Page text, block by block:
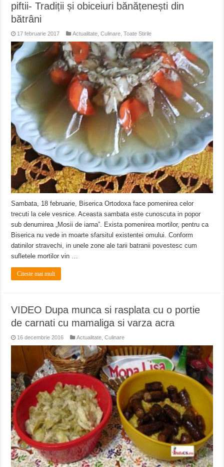
piftii- Tradiții și obiceiuri bănățenești din
bătrâni
17 februarie 2017 Actualitate ,Culinare ,Toate Stirile
Sambata, 18 februarie, Biserica Ortodoxa face pomenirea celor
trecuti la cele vesnice. Aceasta sambata este cunoscuta in popor
sub denumirea „Mosii de iarna”. Exista pomenirea mortilor, pentru ca
Biserica nu vede in moarte sfarsitul existentei omului. Conform
datinilor stravechi, in unele zone ale tarii batranii povestesc cum
sufletele mortilor vin …
Citeste mai mult
VIDEO Dupa munca si rasplata cu o portie
de carnati cu mamaliga si varza acra
16 decembrie 2016 Actualitate ,Culinare